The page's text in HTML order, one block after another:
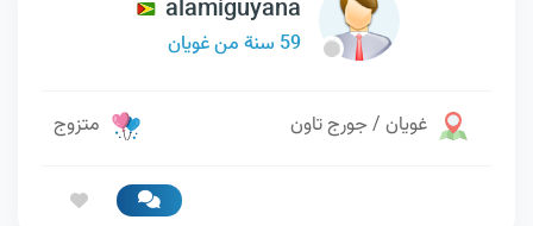
alamiguyana
59 سنة من غويان
غويان / جورج تاون متزوج